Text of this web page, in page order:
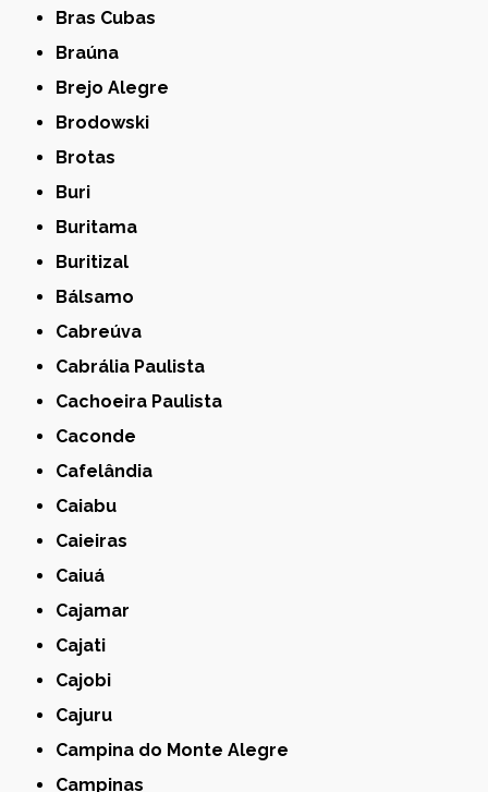
Bras Cubas
Braúna
Brejo Alegre
Brodowski
Brotas
Buri
Buritama
Buritizal
Bálsamo
Cabreúva
Cabrália Paulista
Cachoeira Paulista
Caconde
Cafelândia
Caiabu
Caieiras
Caiuá
Cajamar
Cajati
Cajobi
Cajuru
Campina do Monte Alegre
Campinas